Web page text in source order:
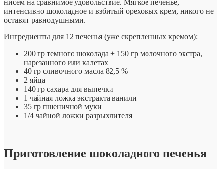
нисем на сравнимое удовольствие. Мягкое печенье,
интенсивно шоколадное и взбитый ореховых крем, никого не
оставят равнодушными.
Ингредиенты для 12 печенья (уже скрепленных кремом):
200 гр темного шоколада + 150 гр молочного экстра,
нарезанного или калетах
40 гр сливочного масла 82,5 %
2 яйца
140 гр сахара для выпечки
1 чайная ложка экстракта ванили
35 гр пшеничной муки
1/4 чайной ложки разрыхлителя
Приготовление шоколадного печенья